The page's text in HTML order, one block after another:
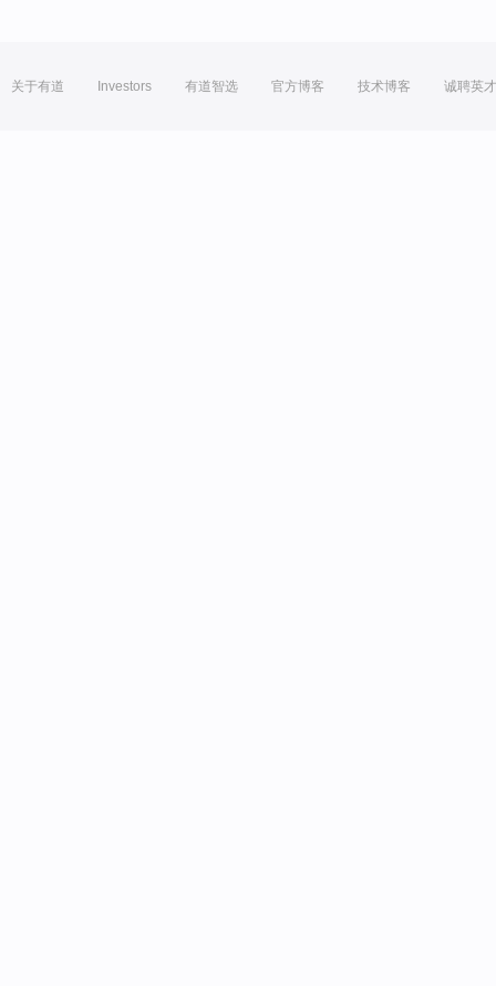
关于有道 Investors 有道智选 官方博客 技术博客 诚聘英才